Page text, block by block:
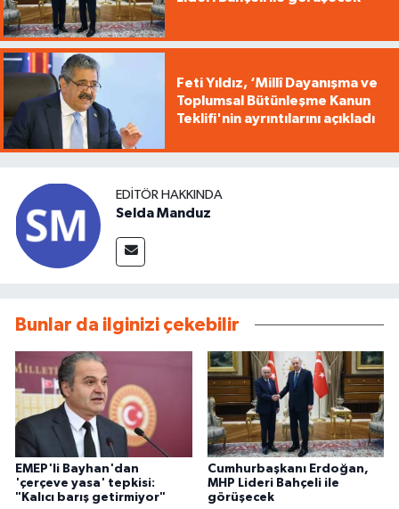
Feti Yıldız, ‘Millî Dayanışma ve
Toplumsal Bütünleşme Kanun
Teklifi'nin ayrıntılarını açıkladı
EDITÖR HAKKINDA
Selda Manduz
Bunlar da ilginizi çekebilir
EMEP'li Bayhan'dan
'çerçeve yasa' tepkisi:
"Kalıcı barış getirmiyor"
Cumhurbaşkanı Erdoğan,
MHP Lideri Bahçeli ile
görüşecek